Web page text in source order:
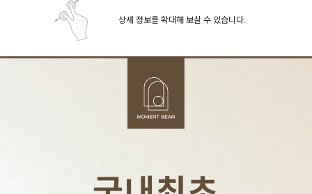
상세 정보를 확대해 보실 수 있습니다.